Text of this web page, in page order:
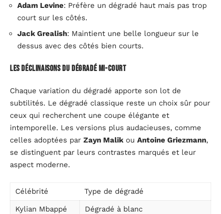
Adam Levine: Préfère un dégradé haut mais pas trop
court sur les côtés.
Jack Grealish: Maintient une belle longueur sur le
dessus avec des côtés bien courts.
Les déclinaisons du dégradé mi-court
Chaque variation du dégradé apporte son lot de
subtilités. Le dégradé classique reste un choix sûr pour
ceux qui recherchent une coupe élégante et
intemporelle. Les versions plus audacieuses, comme
celles adoptées par Zayn Malik ou Antoine Griezmann,
se distinguent par leurs contrastes marqués et leur
aspect moderne.
Célébrité
Type de dégradé
Kylian Mbappé
Dégradé à blanc